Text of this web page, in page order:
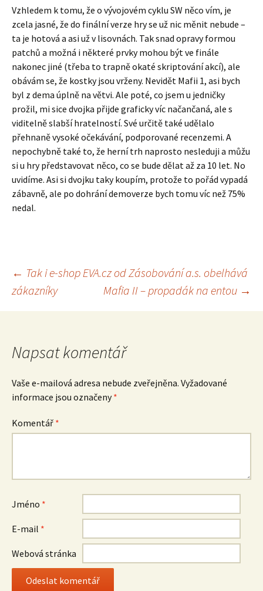
Vzhledem k tomu, že o vývojovém cyklu SW něco vím, je
zcela jasné, že do finální verze hry se už nic měnit nebude –
ta je hotová a asi už v lisovnách. Tak snad opravy formou
patchů a možná i některé prvky mohou být ve finále
nakonec jiné (třeba to trapně okaté skriptování akcí), ale
obávám se, že kostky jsou vrženy. Nevidět Mafii 1, asi bych
byl z dema úplně na větvi. Ale poté, co jsem u jedničky
prožil, mi sice dvojka přijde graficky víc načančaná, ale s
viditelně slabší hratelností. Své určitě také udělalo
přehnaně vysoké očekávání, podporované recenzemi. A
nepochybně také to, že herní trh naprosto nesleduji a můžu
si u hry představovat něco, co se bude dělat až za 10 let. No
uvidíme. Asi si dvojku taky koupím, protože to pořád vypadá
zábavně, ale po dohrání demoverze bych tomu víc než 75%
nedal.
Navigace
pro
příspěvek
← Tak i e-shop EVA.cz od Zásobování a.s. obelhává
zákazníky
Mafia II – propadák na entou →
Napsat komentář
Vaše e-mailová adresa nebude zveřejněna. Vyžadované
informace jsou označeny*
Komentář *
Jméno *
E-mail *
Webová stránka